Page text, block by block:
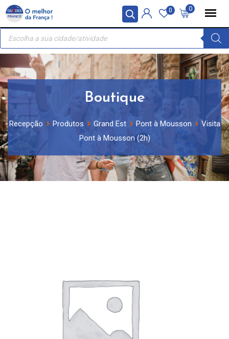
Painel de Gerenciamento de Cookies
Skip
content
0
0
Recherche
produits
Boutique
Recepção Produtos Grand Est Pont à Mousson
Visita
Pont à Mousson (2h)